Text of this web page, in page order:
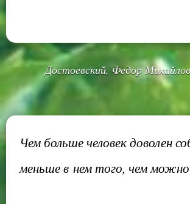
Достоевский, Федор
Чем больше человек доволен
меньше в нем того, чем